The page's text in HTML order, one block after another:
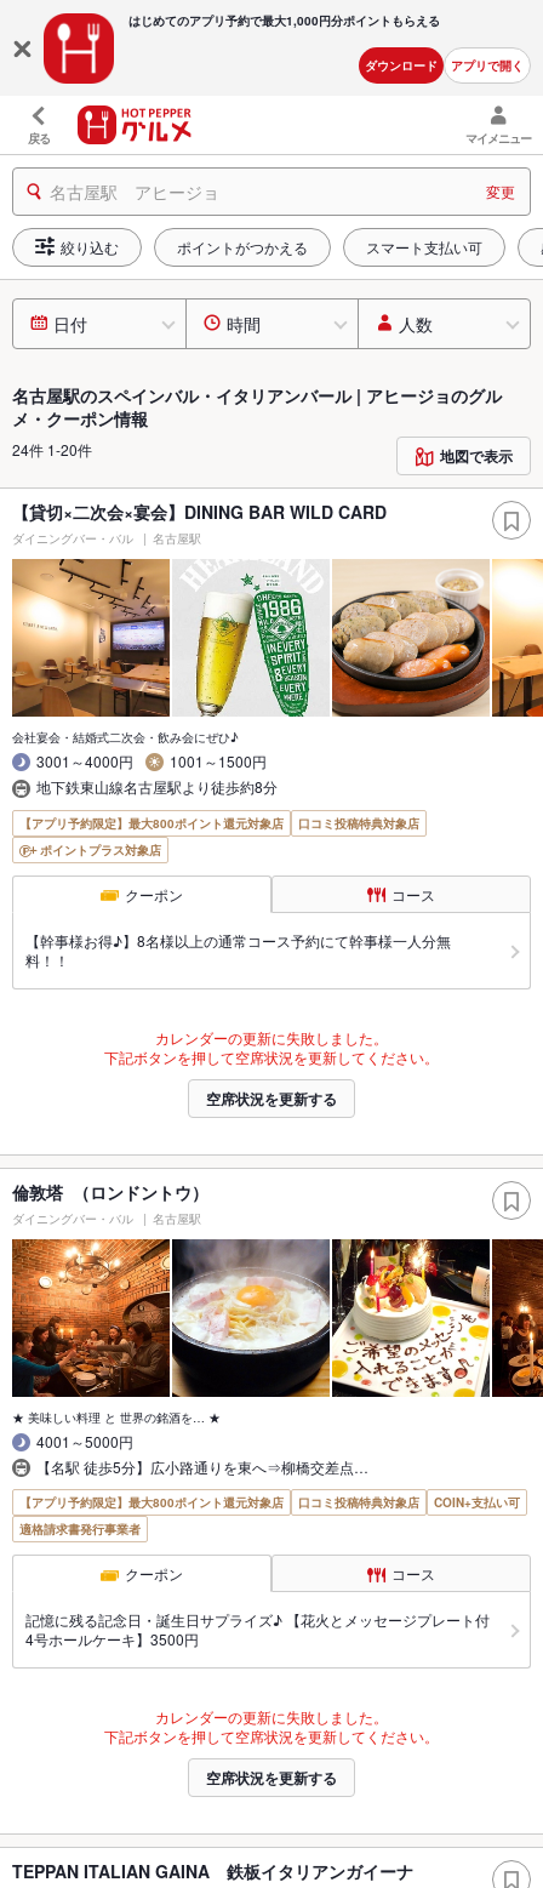
はじめてのアプリ予約で最大1,000円分ポイントもらえる
ダウンロード アプリで開く
戻る マイメニュー
名古屋駅 アヒージョ 変更
絞り込む ポイントがつかえる スマート支払い可
日付 時間 人数
名古屋駅のスペインバル・イタリアンバール | アヒージョのグル
メ・クーポン情報
24件 1-20件 地図で表示
【貸切×二次会×宴会】DINING BAR WILD CARD
ダイニングバー・バル 名古屋駅
会社宴会・結婚式二次会・飲み会にぜひ♪
3001～4000円
1001～1500円
地下鉄東山線名古屋駅より徒歩約8分
【アプリ予約限定】最大800ポイント還元対象店
口コミ投稿特典対象店
ポイントプラス対象店
クーポン コース
【幹事様お得♪】8名様以上の通常コース予約にて幹事様一人分無
料！！
カレンダーの更新に失敗しました。
下記ボタンを押して空席状況を更新してください。
空席状況を更新する
倫敦塔 （ロンドントウ）
ダイニングバー・バル 名古屋駅
★ 美味しい料理 と 世界の銘酒を… ★
4001～5000円
【名駅 徒歩5分】広小路通りを東へ⇒柳橋交差点…
【アプリ予約限定】最大800ポイント還元対象店 口コミ投稿特典対象店
COIN+支払い可
適格請求書発行事業者
クーポン コース
記憶に残る記念日・誕生日サプライズ♪ 【花火とメッセージプレート付
4号ホールケーキ】3500円
カレンダーの更新に失敗しました。
下記ボタンを押して空席状況を更新してください。
空席状況を更新する
TEPPAN ITALIAN GAINA 鉄板イタリアンガイーナ